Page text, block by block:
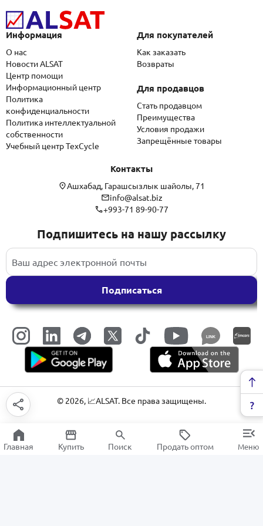
Информация
О нас
Новости ALSAT
Центр помощи
Информационный центр
Политика
конфиденциальности
Политика интеллектуальной
собственности
Учебный центр TexCycle
Для покупателей
Как заказать
Возвраты
Для продавцов
Стать продавцом
Преимущества
Условия продажи
Запрещённые товары
Контакты
Ашхабад, Гарашсызлык шайолы, 71
info@alsat.biz
+993-71 89-90-77
Подпишитесь на нашу рассылку
Подписаться
LINK
© 2026, 📈ALSAT. Все права защищены.
Главная Купить Поиск Продать оптом Меню